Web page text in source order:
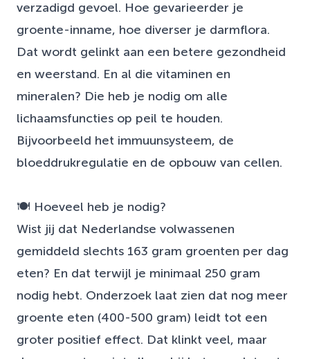
verzadigd gevoel. Hoe gevarieerder je
groente-inname, hoe diverser je darmflora.
Dat wordt gelinkt aan een betere gezondheid
en weerstand. En al die vitaminen en
mineralen? Die heb je nodig om alle
lichaamsfuncties op peil te houden.
Bijvoorbeeld het immuunsysteem, de
bloeddrukregulatie en de opbouw van cellen.
🍽️ Hoeveel heb je nodig?
Wist jij dat Nederlandse volwassenen
gemiddeld slechts 163 gram groenten per dag
eten? En dat terwijl je minimaal 250 gram
nodig hebt. Onderzoek laat zien dat nog meer
groente eten (400-500 gram) leidt tot een
groter positief effect. Dat klinkt veel, maar